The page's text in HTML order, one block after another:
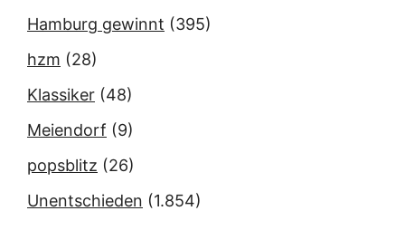
Hamburg gewinnt (395)
hzm (28)
Klassiker (48)
Meiendorf (9)
popsblitz (26)
Unentschieden (1.854)